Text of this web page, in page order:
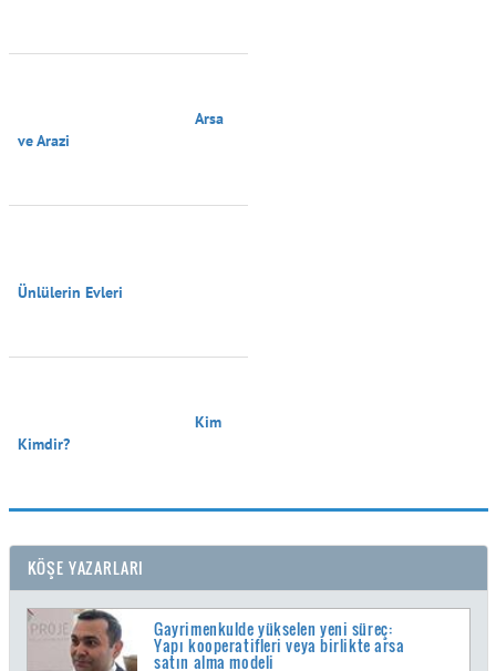
ve Arazi
Ünlülerin Evleri
Kimdir?
KÖŞE YAZARLARI
Gayrimenkulde yükselen yeni süreç:
Yapı kooperatifleri veya birlikte arsa
satın alma modeli